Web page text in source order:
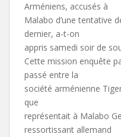
Arméniens, accusés à
Malabo d’une tentative
dernier, a-t-on
appris samedi soir de
Cette mission enquête
passé entre la
société arménienne
que
représentait à Malabo
ressortissant allemand